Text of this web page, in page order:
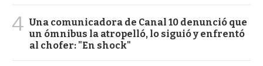
4 Una comunicadora de Canal 10 denunció que
un ómnibus la atropelló, lo siguió y enfrentó
al chofer: "En shock"